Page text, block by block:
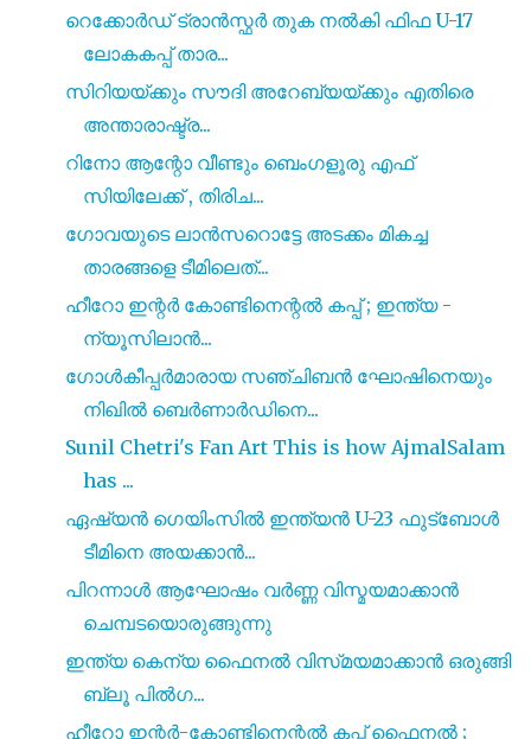
റെക്കോർഡ് ട്രാൻസ്ഫർ തുക നൽകി ഫിഫ U-17
ലോകകപ്പ് താര...
സിറിയയ്ക്കും സൗദി അറേബ്യയ്ക്കും എതിരെ
അന്താരാഷ്ട്ര...
റിനോ ആന്റോ വീണ്ടും ബെംഗളൂരു എഫ്
സിയിലേക്ക് , തിരിച...
ഗോവയുടെ ലാൻസറൊട്ടേ അടക്കം മികച്ച
താരങ്ങളെ ടീമിലെത്...
ഹീറോ ഇന്റർ കോണ്ടിനെന്റൽ കപ്പ് ; ഇന്ത്യ -
ന്യൂസിലാൻ...
ഗോൾകീപ്പർമാരായ സഞ്ചിബൻ ഘോഷിനെയും
നിഖിൽ ബെർണാർഡിനെ...
Sunil Chetri's Fan Art This is how AjmalSalam
has ...
ഏഷ്യൻ ഗെയിംസിൽ ഇന്ത്യൻ U-23 ഫുട്ബോൾ
ടീമിനെ അയക്കാൻ...
പിറന്നാൾ ആഘോഷം വർണ്ണ വിസ്മയമാക്കാൻ
ചെമ്പടയൊരുങ്ങുന്നു
ഇന്ത്യ കെന്യ ഫൈനൽ വിസ്‌മയമാക്കാൻ ഒരുങ്ങി
ബ്ലൂ പിൽഗ...
ഹീറോ ഇന്റർ-കോണ്ടിനെന്റൽ കപ്പ് ഫൈനൽ ;